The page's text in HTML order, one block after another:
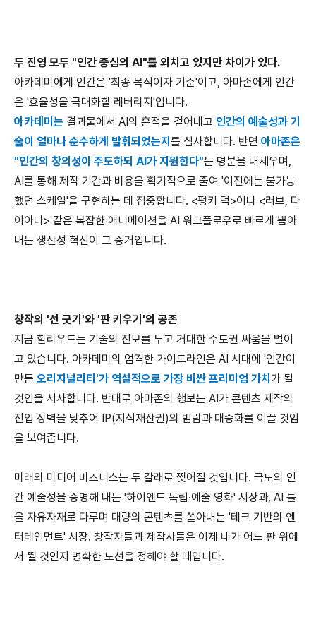
두 진영 모두 "인간 중심의 AI"를 외치고 있지만 차이가 있다.
아카데미에게 인간은 '최종 목적이자 기준'이고 아마존에게 인간
은 '효율성을 극대화할 레버리지 '입니다.
아카데미는 결과물에서 AI의 흔적을 걷어내고 인간의 예술성과 기
술이 얼마나 순수하게 발휘되었는지 를 심사합니다. 반면 아마존은
"인간의 창의성이 주도하되 AI가 지원한다"는 명분을 내세우며
AI를 통해 제작 기간과 비용을 획기적으로 줄여 '이전에는 불가능
했던 스케일'을 구현하는 데 집중합니다. <펑키 덕>이나 <러브 다
이아나> 같은 복잡한 애니메이션을 AI 워크플로우로 빠르게 뽑아
내는 생산성 혁신이 그 증거입니다.
창작의 '선 긋기 '와 '판 키우기 '의 공존
지금 할리우드는 기술의 진보를 두고 거대한 주도권 싸움을 벌이
고 있습니다. 아카데미의 엄격한 가이드라인은 AI 시대에 '인간이
만든 오리지널리티 '가 역설적으로 가장 비싼 프리미엄 가치 가 될
것임을 시사합니다. 반대로 아마존의 행보는 AI가 콘텐츠 제작의
진입 장벽을 낮추어 IP(지식재산권)의 범람과 대중화를 이끌 것임
을 보여줍니다.
미래의 미디어 비즈니스는 두 갈래로 찢어질 것입니다. 극도의 인
간 예술성을 증명해 내는 '하이엔드 독립·예술 영화' 시장과, AI 툴
을 자유자재로 다루며 대량의 콘텐츠를 쏟아내는 '테크 기반의 엔
터테인먼트' 시장. 창작자들과 제작사들은 이제 내가 어느 판 위에
서 뛸 것인지 명확한 노선을 정해야 할 때입니다.